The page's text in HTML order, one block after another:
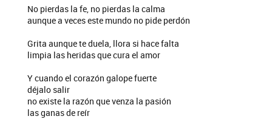
No pierdas la fe, no pierdas la calma
aunque a veces este mundo no pide perdón
Grita aunque te duela, llora si hace falta
limpia las heridas que cura el amor
Y cuando el corazón galope fuerte
déjalo salir
no existe la razón que venza la pasión
las ganas de reír